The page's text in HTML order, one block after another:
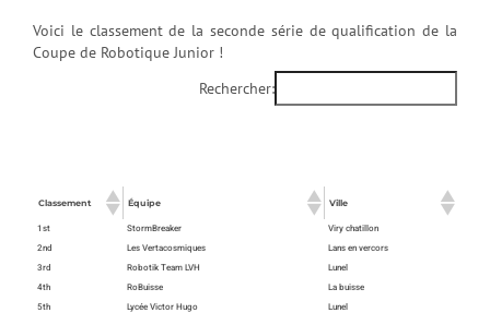
Voici le classement de la seconde série de qualification de la
Coupe de Robotique Junior !
Rechercher:
Classement Équipe Ville
1st StormBreaker
Viry chatillon
2nd
Les Vertacosmiques
Lans en vercors
3rd
Robotik Team LVH
Lunel
4th
RoBuisse
La buisse
5th
Lycée Victor Hugo
Lunel